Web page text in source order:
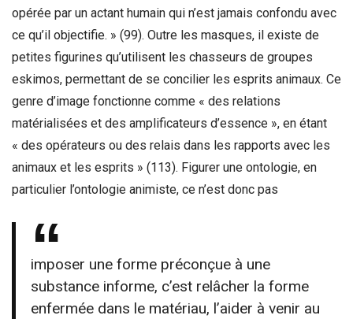
opérée par un actant humain qui n’est jamais confondu avec
ce qu’il objectifie. » (99). Outre les masques, il existe de
petites figurines qu’utilisent les chasseurs de groupes
eskimos, permettant de se concilier les esprits animaux. Ce
genre d’image fonctionne comme « des relations
matérialisées et des amplificateurs d’essence », en étant
« des opérateurs ou des relais dans les rapports avec les
animaux et les esprits » (113). Figurer une ontologie, en
particulier l’ontologie animiste, ce n’est donc pas
imposer une forme préconçue à une
substance informe, c’est relâcher la forme
enfermée dans le matériau, l’aider à venir au